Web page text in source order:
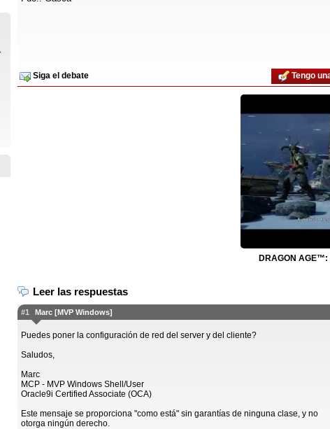
Siga el debate Tengo
DRAGON AGE™:
Leer las respuestas
#1 Marc [MVP Windows]
Puedes poner la configuración de red del server y del cliente?
Saludos,
Marc
MCP - MVP Windows Shell/User
Oracle9i Certified Associate (OCA)
Este mensaje se proporciona "como está" sin garantías de ninguna clase, y no
otorga ningún derecho.